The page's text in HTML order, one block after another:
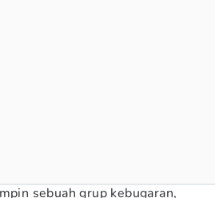
sebuah grup kebugaran,